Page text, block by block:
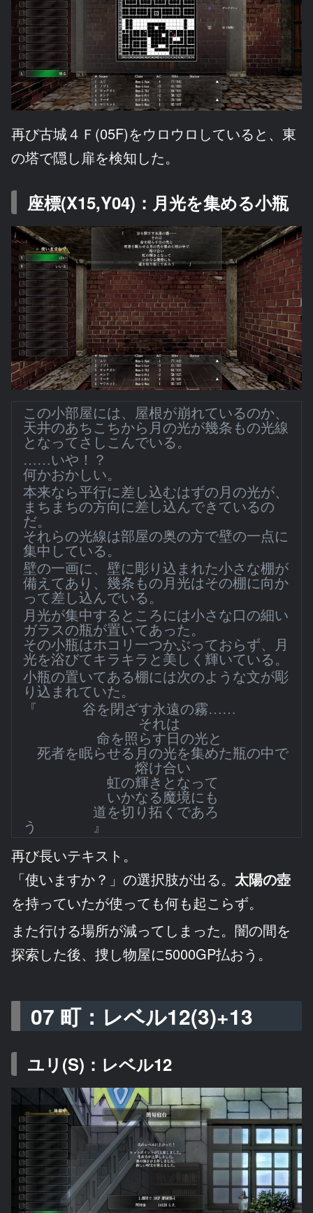
再び古城４Ｆ(05F)をウロウロしていると、東
の塔で隠し扉を検知した。
座標(X15,Y04)：月光を集める小瓶
この小部屋には、屋根が崩れているのか、
天井のあちこちから月の光が幾条もの光線
となってさしこんでいる。
……いや！？
何かおかしい。
本来なら平行に差し込むはずの月の光が、
まちまちの方向に差し込んできているの
だ。
それらの光線は部屋の奥の方で壁の一点に
集中している。
壁の一画に、壁に彫り込まれた小さな棚が
備えてあり、幾条もの月光はその棚に向か
って差し込んでいる。
月光が集中するところには小さな口の細い
ガラスの瓶が置いてあった。
その小瓶はホコリ一つかぶっておらず、月
光を浴びてキラキラと美しく輝いている。
小瓶の置いてある棚には次のような文が彫
り込まれていた。
『 谷を閉ざす永遠の霧……
それは
命を照らす日の光と
死者を眠らせる月の光を集めた瓶の中で
熔け合い
虹の輝きとなって
いかなる魔境にも
道を切り拓くであろ
う 』
再び長いテキスト。
「使いますか？」の選択肢が出る。 太陽の壺
を持っていたが使っても何も起こらず。
また行ける場所が減ってしまった。闇の間を
探索した後、捜し物屋に5000GP払おう。
07 町：レベル12(3)+13
ユリ(S)：レベル12